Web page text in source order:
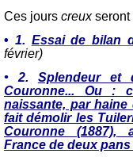
Ces jours creuxseront
• 1. Essai de bilan
février)
• 2. Splendeur et
Couronne... Ou :
naissante, par
fait démolir les
Couronne (1887),
France de deux